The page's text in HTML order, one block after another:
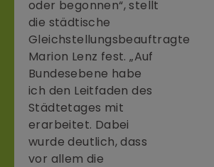
oder begonnen“, stellt
die städtische
Gleichstellungsbeauftragte
Marion Lenz fest. „Auf
Bundesebene habe
ich den Leitfaden des
Städtetages mit
erarbeitet. Dabei
wurde deutlich, dass
vor allem die